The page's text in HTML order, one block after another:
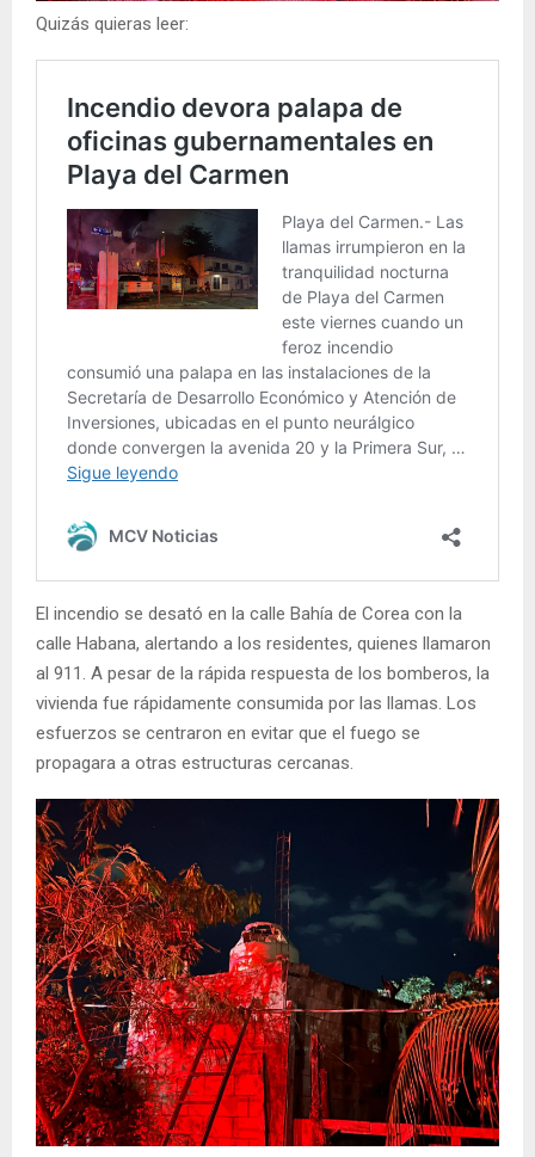
Quizás quieras leer:
El incendio se desató en la calle Bahía de Corea con la
calle Habana, alertando a los residentes, quienes llamaron
al 911. A pesar de la rápida respuesta de los bomberos, la
vivienda fue rápidamente consumida por las llamas. Los
esfuerzos se centraron en evitar que el fuego se
propagara a otras estructuras cercanas.